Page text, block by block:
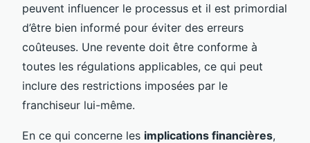
peuvent influencer le processus et il est primordial
d’être bien informé pour éviter des erreurs
coûteuses. Une revente doit être conforme à
toutes les régulations applicables, ce qui peut
inclure des restrictions imposées par le
franchiseur lui-même.
En ce qui concerne les implications financières,